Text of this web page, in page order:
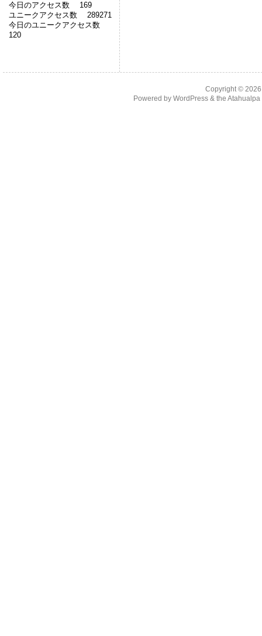
今日のアクセス数 169
ユニークアクセス数 289271
今日のユニークアクセス数
120
Copyright ©
Powered by WordPress& the Atahualpa